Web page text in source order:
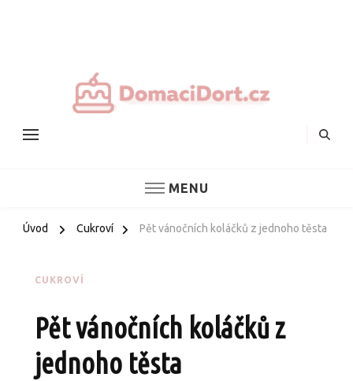
MENU
Úvod Cukroví Pět vánočních koláčků z jednoho těsta
CUKROVÍ
Pět vánočních koláčků z
jednoho těsta